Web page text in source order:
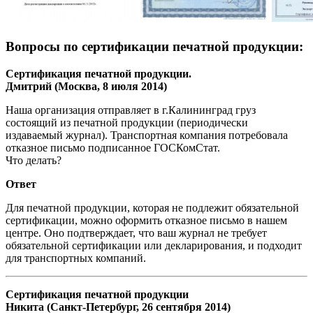
Вопросы по сертификации печатной продукции:
Сертификация печатной продукции.
Дмитрий (Москва, 8 июля 2014)
Наша организация отправляет в г.Калининград груз
состоящий из печатной продукции (периодически
издаваемый журнал). Транспортная компания потребовала
отказное письмо подписанное ГОСКомСтат.
Что делать?
Ответ
Для печатной продукции, которая не подлежит обязательной
сертификации, можно оформить отказное письмо в нашем
центре. Оно подтверждает, что ваш журнал не требует
обязательной сертификации или декларирования, и подходит
для транспортных компаний.
Сертификация печатной продукции
Никита (Санкт-Петербург, 26 сентября 2014)